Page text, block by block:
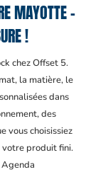
MAYOTTE –
!
chez Offset 5.
la matière, le
dans
des
vous choisissiez
votre produit fini.